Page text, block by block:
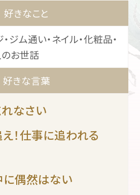
好きなこと
ジム通い・ネイル・化粧品・
のお世話
好きな言葉
なさい
！仕事に追われる
偶然はない